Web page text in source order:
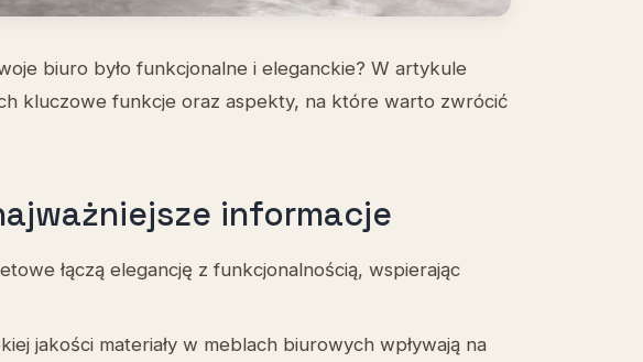
biuro było funkcjonalne i eleganckie? W artykule
kluczowe funkcje oraz aspekty, na które warto zwrócić
informacje
łączą elegancję z funkcjonalnością, wspierając
jakości materiały w meblach biurowych wpływają na